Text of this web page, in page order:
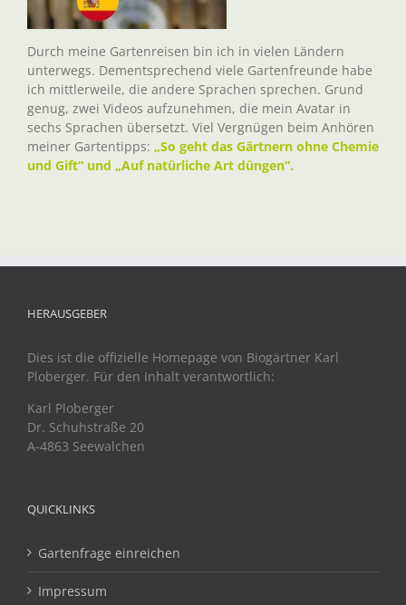
Durch meine Gartenreisen bin ich in vielen Ländern
unterwegs. Dementsprechend viele Gartenfreunde habe
ich mittlerweile, die andere Sprachen sprechen. Grund
genug, zwei Videos aufzunehmen, die mein Avatar in
sechs Sprachen übersetzt. Viel Vergnügen beim Anhören
meiner Gartentipps: „So geht das Gärtnern ohne Chemie
und Gift“ und „Auf natürliche Art düngen“.
HERAUSGEBER
Dies ist die offizielle Homepage von Biogärtner Karl
Ploberger. Für den Inhalt verantwortlich:
Karl Ploberger
Dr. Schuhstraße 20
A-4863 Seewalchen
QUICKLINKS
Gartenfrage einreichen
Impressum